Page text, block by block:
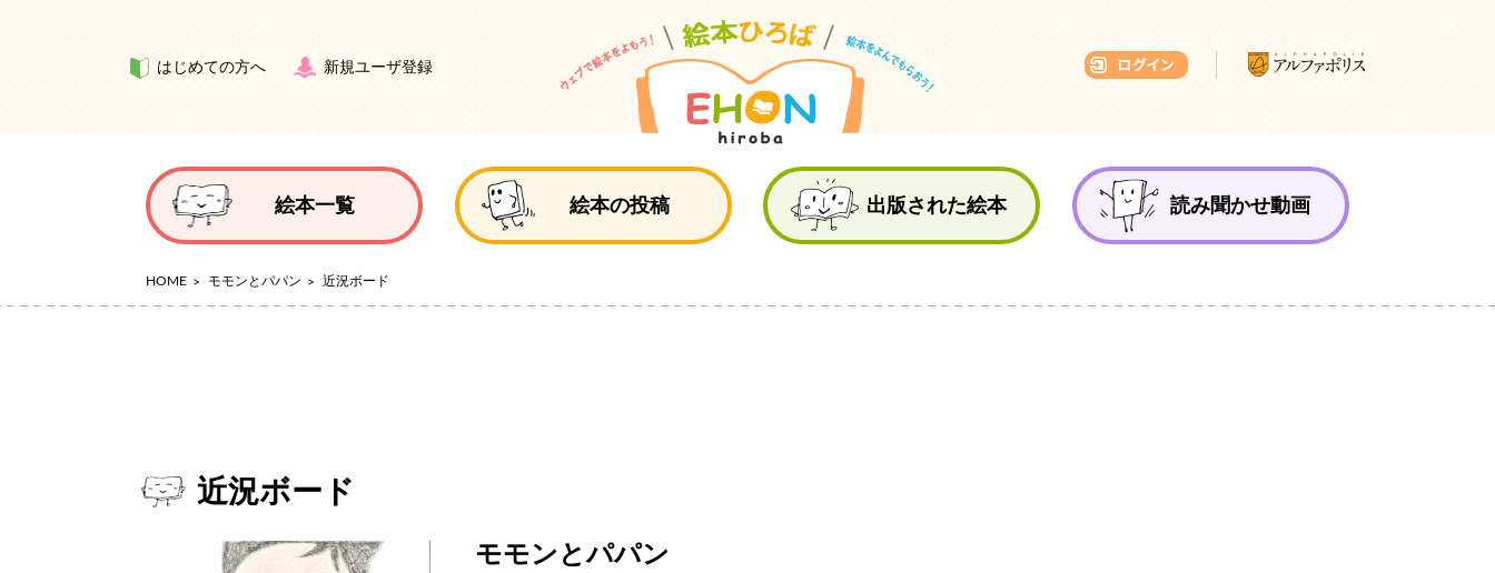
はじめての方へ 新規ユーザ登録
絵本一覧 絵本の投稿 出版された絵本 読み聞かせ動画
HOME モモンとパパン 近況ボード
近況ボード
モモンとパパン